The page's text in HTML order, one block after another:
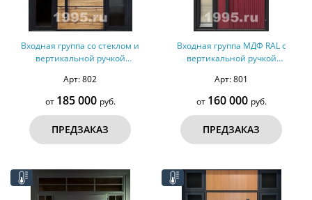
Входная группа со стеклом и
вертикальной ручкой
сталь)
Арт: 802
от 185 000 руб.
ПРЕДЗАКАЗ
Входная группа МДФ RAL с
вертикальной ручкой
Арт: 801
от 160 000 руб.
ПРЕДЗАКАЗ